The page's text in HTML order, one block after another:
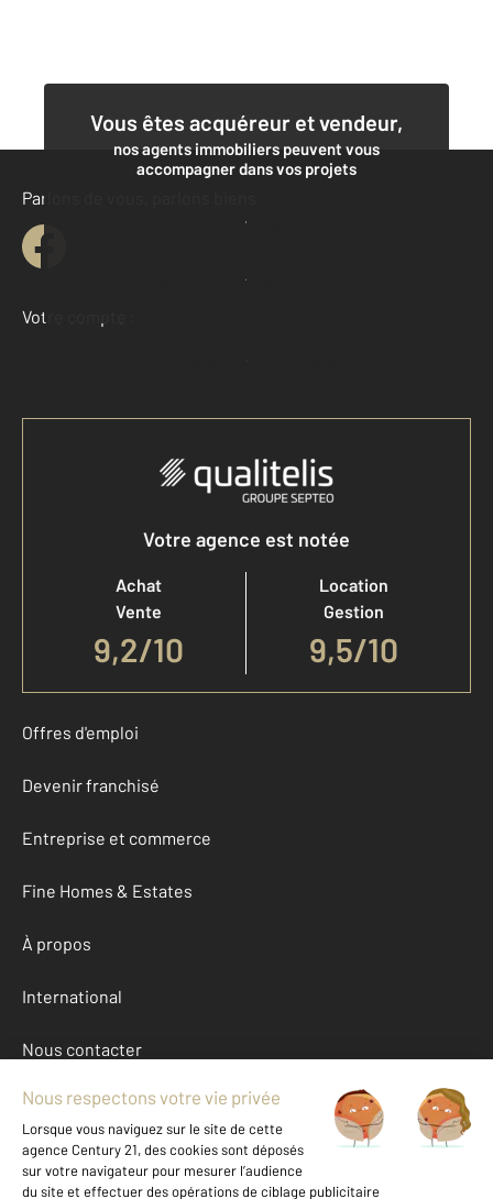
Vous êtes acquéreur et vendeur,
nos agents immobiliers peuvent vous
accompagner dans vos projets
Contacter l'agence
Demander une estimation
Parlons de vous, parlons biens
Votre compte :
Accéder à mon compte
Votre agence est notée
Achat
Vente
9,2/10
Location
Gestion
9,5/10
Offres d'emploi
Devenir franchisé
Entreprise et commerce
Fine Homes & Estates
À propos
International
Nous contacter
Mentions légales & CGU et Barèmes d'honoraires
Données personnelles